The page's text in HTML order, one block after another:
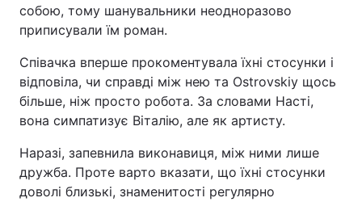
Спорт Наука
Зброя Інциденти
Здоров'я Туризм
Цікавинки Погода
Екологія Регіони
собою, тому шанувальники неодноразово
приписували їм роман.
Співачка вперше прокоментувала їхні стосунки і
відповіла, чи справді між нею та Ostrovskiy щось
більше, ніж просто робота. За словами Насті,
вона симпатизує Віталію, але як артисту.
Наразі, запевнила виконавиця, між ними лише
дружба. Проте варто вказати, що їхні стосунки
доволі близькі, знаменитості регулярно